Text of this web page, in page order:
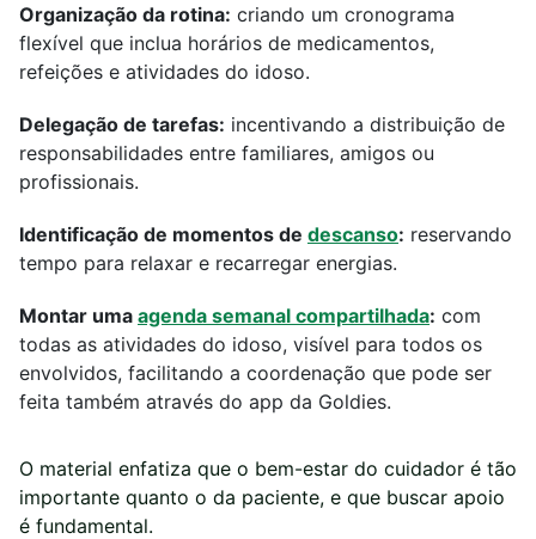
Organização da rotina: criando um cronograma
flexível que inclua horários de medicamentos,
refeições e atividades do idoso.
Delegação de tarefas: incentivando a distribuição de
responsabilidades entre familiares, amigos ou
profissionais.
Identificação de momentos de descanso: reservando
tempo para relaxar e recarregar energias.
Montar uma agenda semanal compartilhada: com
todas as atividades do idoso, visível para todos os
envolvidos, facilitando a coordenação que pode ser
feita também através do app da Goldies.
O material enfatiza que o bem-estar do cuidador é tão
importante quanto o da paciente, e que buscar apoio
é fundamental.